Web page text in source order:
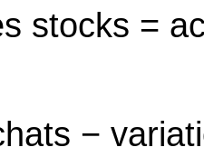
stocks =
−